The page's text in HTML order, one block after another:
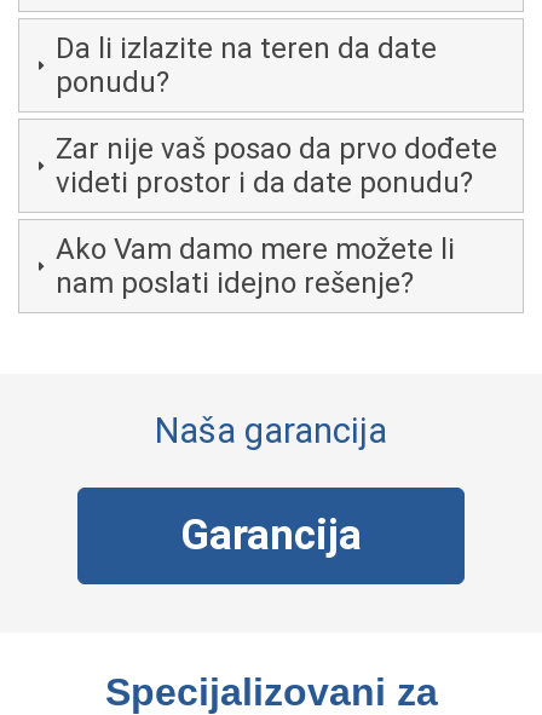
Da li izlazite na teren da date
ponudu?
Zar nije vaš posao da prvo dođete
videti prostor i da date ponudu?
Ako Vam damo mere možete li
nam poslati idejno rešenje?
Naša garancija
Garancija
Specijalizovani za